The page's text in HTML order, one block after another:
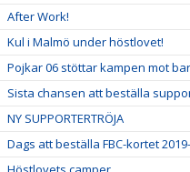
After Work!
Kul i Malmö under höstlovet!
Pojkar 06 stöttar kampen mot
Sista chansen att beställa
NY SUPPORTERTRÖJA
Dags att beställa FBC-kortet